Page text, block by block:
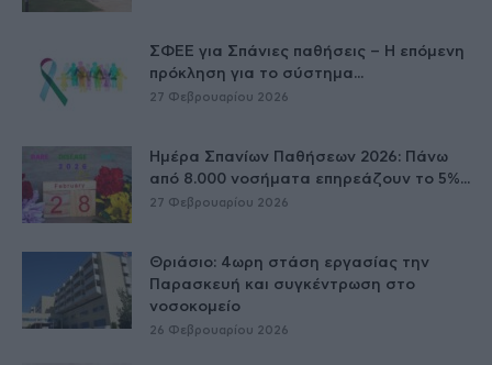
ΣΦΕΕ για Σπάνιες παθήσεις – Η επόμενη
πρόκληση για το σύστημα...
27 Φεβρουαρίου 2026
Ημέρα Σπανίων Παθήσεων 2026: Πάνω
από 8.000 νοσήματα επηρεάζουν το 5%...
27 Φεβρουαρίου 2026
Θριάσιο: 4ωρη στάση εργασίας την
Παρασκευή και συγκέντρωση στο
νοσοκομείο
26 Φεβρουαρίου 2026